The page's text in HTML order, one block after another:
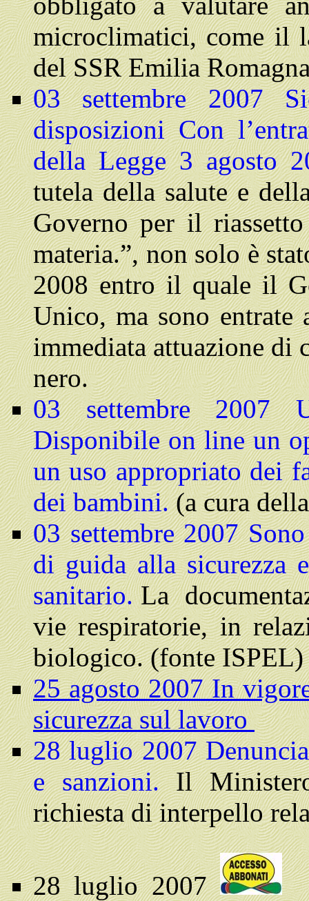
microclimatici, come il
del SSR Emilia
03 settembre 2007
disposizioniCon
della Legge 3 agosto
tutela della salute e
Governo per il
materia.”, non solo è
2008 entro il quale il
Unico, ma sono entrate
immediata attuazione di
nero.
03 settembre 2007
Disponibile on line un
un uso appropriato dei
dei bambini.(a cura
03 settembre 2007
di guida alla sicurezza
sanitario. La
vie respiratorie, in
biologico.(fonte ISPEL)
25 agosto 2007 In
sicurezza sul lavoro
28 luglio 2007
e sanzioni.Il
richiesta di interpello
28 luglio 2007